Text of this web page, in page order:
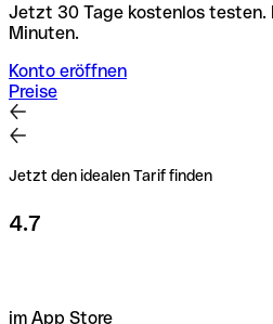
Jetzt 30 Tage kostenlos testen.
Minuten.
Konto eröffnen
Preise
Jetzt den idealen Tarif finden
4.7
im App Store